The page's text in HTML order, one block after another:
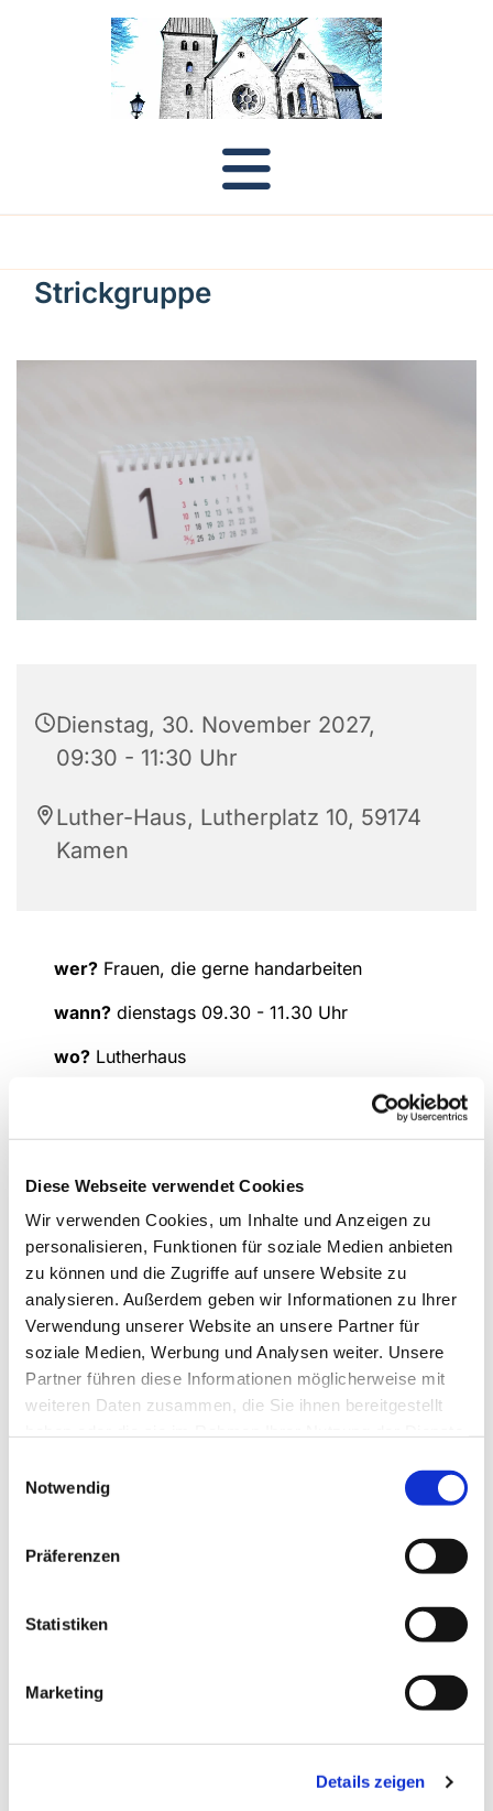
Diese Webseite verwendet Cookies
Wir verwenden Cookies, um Inhalte und Anzeigen zu
personalisieren, Funktionen für soziale Medien anbieten
zu können und die Zugriffe auf unsere Website zu
analysieren. Außerdem geben wir Informationen zu Ihrer
Verwendung unserer Website an unsere Partner für
soziale Medien, Werbung und Analysen weiter. Unsere
Partner führen diese Informationen möglicherweise mit
weiteren Daten zusammen, die Sie ihnen bereitgestellt
Notwendig
Präferenzen
Statistiken
Marketing
Details zeigen
Strickgruppe
Dienstag, 30. November 2027,
09:30 - 11:30 Uhr
Luther-Haus, Lutherplatz 10, 59174
Kamen
wer?Frauen, die gerne handarbeiten
wann?dienstags 09.30 - 11.30 Uhr
wo?Lutherhaus
: Liesel Meier (Tel: 02307 / 916 6230)
Dies könnte Sie auch